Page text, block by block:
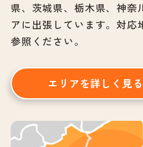
県、茨城県、栃木県、神奈
アに出張しています。対応
参照ください。
エリアを詳しく見る